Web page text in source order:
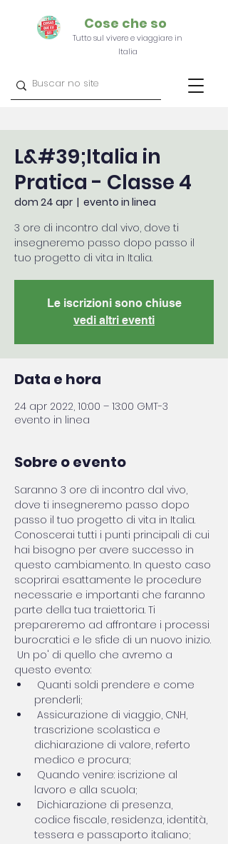
Cose che so
Tutto sul vivere e viaggiare in
Italia
L&#39;Italia in
Pratica - Classe 4
dom 24 apr
  |
evento in linea
3 ore di incontro dal vivo, dove ti
insegneremo passo dopo passo il
tuo progetto di vita in Italia.
Le iscrizioni sono chiuse
vedi altri eventi
Data e hora
24 apr 2022, 10:00 – 13:00 GMT-3
evento in linea
Sobre o evento
Saranno 3 ore di incontro dal vivo,
dove ti insegneremo passo dopo
passo il tuo progetto di vita in Italia.
Conoscerai tutti i punti principali di cui
hai bisogno per avere successo in
questo cambiamento. In questo caso
scoprirai esattamente le procedure
necessarie e importanti che faranno
parte della tua traiettoria. Ti
prepareremo ad affrontare i processi
burocratici e le sfide di un nuovo inizio.
questo evento:
prenderli;
trascrizione scolastica e
dichiarazione di valore, referto
medico e procura;
lavoro e alla scuola;
codice fiscale, residenza, identità,
tessera e passaporto italiano;